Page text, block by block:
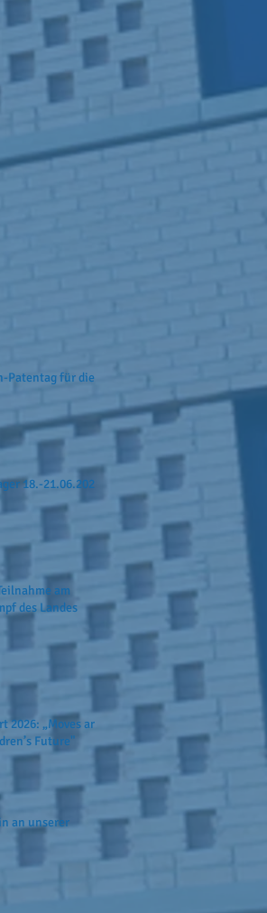
Patentag für die
18.-21.06.2026
am
des Landes
2026: „Moves and
Future"
an unserer